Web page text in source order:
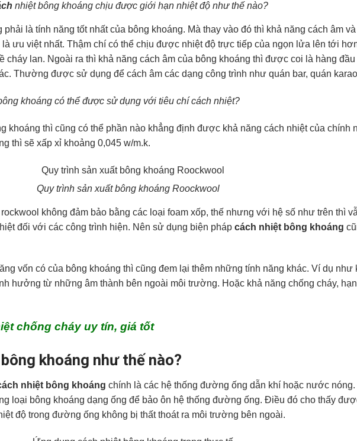
nhiệt bông khoáng chịu được giới hạn nhiệt độ như thế nào?
là tính năng tốt nhất của bông khoáng. Mà thay vào đó thì khả năng cách âm
ưu việt nhất. Thậm chí có thể chịu được nhiệt độ trực tiếp của ngọn lửa lên tới
cháy lan. Ngoài ra thì khả năng cách âm của bông khoáng thì được coi là hàng
Thường được sử dụng để cách âm các dạng công trình như quán bar, quán
khoáng có thể được sử dụng với tiêu chí cách nhiệt?
khoáng thì cũng có thể phần nào khẳng định được khả năng cách nhiệt của chính
thì sẽ xấp xỉ khoảng 0,045 w/m.k.
Quy trình sản xuất bông khoáng Roockwool
không đảm bảo bằng các loại foam xốp, thế nhưng với hệ số như trên thì
đối với các công trình hiện. Nên sử dụng biện pháp cách nhiệt bông khoáng
vốn có của bông khoáng thì cũng đem lại thêm những tính năng khác. Ví dụ như
hưởng từ những âm thành bên ngoài môi trường. Hoặc khả năng chống cháy,
chống cháy uy tín, giá tốt
khoáng như thế nào?
nhiệt bông khoáng chính là các hệ thống đường ống dẫn khí hoặc nước
loại bông khoáng dạng ống để bảo ôn hệ thống đường ống. Điều đó cho thấy
độ trong đường ống không bị thất thoát ra môi trường bên ngoài.